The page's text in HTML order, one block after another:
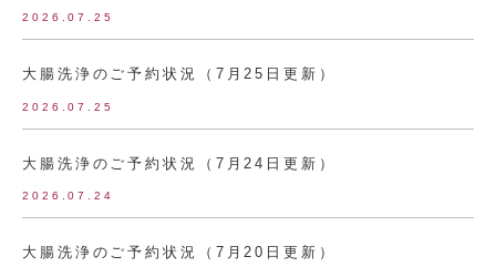
2026.07.25
大腸洗浄のご予約状況（7月25日更新）
2026.07.25
大腸洗浄のご予約状況（7月24日更新）
2026.07.24
大腸洗浄のご予約状況（7月20日更新）